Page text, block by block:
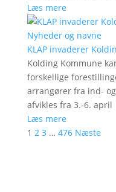
Læs mere
Nyheder og navne
KLAP invaderer
Kolding Kommune
forskellige
arrangører fra ind-
afvikles fra 3.-6. april
Læs mere
1 2 3 … 476 Næste